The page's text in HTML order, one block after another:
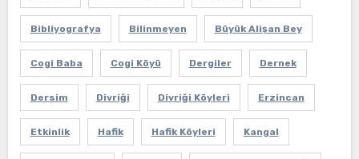
Bibliyografya Bilinmeyen Büyük Alişan Bey
Cogi Baba Cogi Köyü Dergiler Dernek
Dersim Divriği Divriği Köyleri Erzincan
Etkinlik Hafik Hafik Köyleri Kangal